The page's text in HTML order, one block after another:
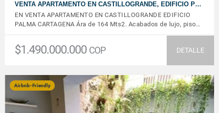
VENTA APARTAMENTO EN CASTILLOGRANDE, EDIFICIO P…
EN VENTA APARTAMENTO EN CASTILLOGRANDE EDIFICIO
PALMA CARTAGENA Ára de 164 Mts2. Acabados de lujo, piso…
$1.490.000.000 COP DETALLE
Airbnb-Friendly